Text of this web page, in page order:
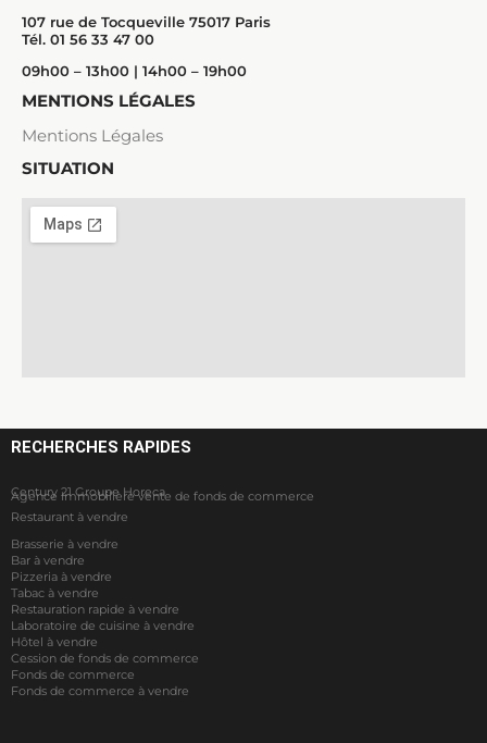
107 rue de Tocqueville 75017 Paris
Tél. 01 56 33 47 00
09h00 – 13h00 | 14h00 – 19h00
MENTIONS LÉGALES
Mentions Légales
SITUATION
RECHERCHES RAPIDES
Century 21 Groupe Horeca
Agence Immobilière vente de fonds de commerce
Restaurant à vendre
Brasserie à vendre
Bar à vendre
Pizzeria à vendre
Tabac à vendre
Restauration rapide à vendre
Laboratoire de cuisine à vendre
Hôtel à vendre
Cession de fonds de commerce
Fonds de commerce
Fonds de commerce à vendre